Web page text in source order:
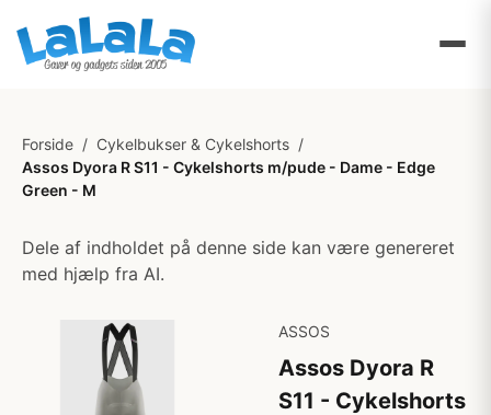
Forside / Cykelbukser & Cykelshorts /
Assos Dyora R S11 - Cykelshorts m/pude - Dame - Edge
Green - M
Dele af indholdet på denne side kan være genereret
med hjælp fra AI.
ASSOS
Assos Dyora R
S11 - Cykelshorts